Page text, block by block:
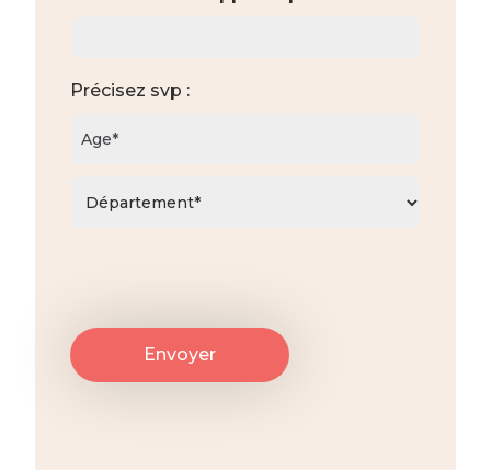
Précisez svp :